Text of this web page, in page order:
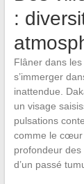
:
Flâner dans les
s’immerger
inattendue.
un visage
pulsations
comme le cœur
profondeur
d’un passé